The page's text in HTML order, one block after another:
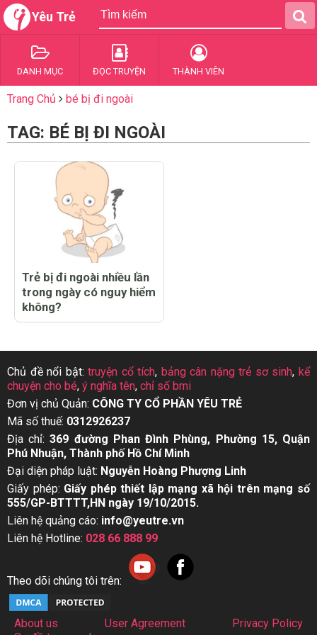
Yêu Trẻ
DANH MỤC ĐỌC TRUYỆN THÀNH VIÊN
Trang Chủ bé bị đi ngoài
TAG: BÉ BỊ ĐI NGOÀI
Trẻ bị đi ngoài nhiều lần
trong ngày có nguy hiểm
không?
Chủ đề nổi bật:truyện cổ tích, bảng cân nặng trẻ sơ sinh,kể
chuyện cho bé, ý nghĩa tên, chỉ số bmi
Đơn vị chủ Quản: CÔNG TY CỔ PHẦN YÊU TRẺ
Mã số thuế: 0312926237
Địa chỉ:369 đường Phan Đình Phùng, Phường 15, Quận
Phú Nhuận, Thành phố Hồ Chí Minh
Đại diện pháp luật: Nguyễn Hoàng Phượng Linh
Giấy phép: Giấy phép thiết lập mạng xã hội trên mạng số
555/GP-BTTTT,HN ngày 19/10/2015.
Liên hệ quảng cáo: info@yeutre.vn
Liên hệ Hotline: 028 66 888 99
Theo dõi chúng tôi trên:
About us User Agreement
Privacy Policy